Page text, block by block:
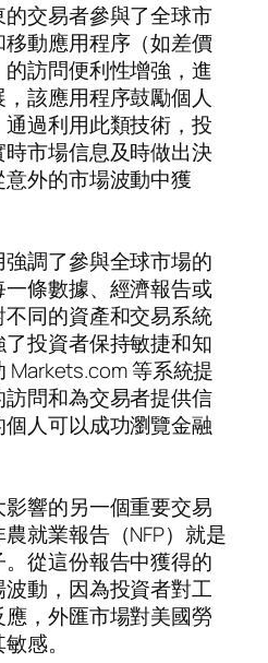
交易者參與了全球市
動應用程序（如差價
訪問便利性增強，進
該應用程序鼓勵個人
過利用此類技術，投
市場信息及時做出決
外的市場波動中獲
調了參與全球市場的
條數據、經濟報告或
同的資產和交易系統
投資者保持敏捷和知
Markets.com 等系統提
問和為交易者提供信
人可以成功瀏覽金融
響的另一個重要交易
就業報告（NFP）就是
從這份報告中獲得的
動，因為投資者對工
，外匯市場對美國勞
感。